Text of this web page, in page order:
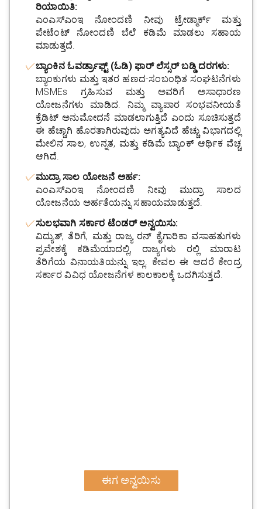
ರಿಯಾಯಿತಿ:
ಎಂಎಸ್ಎಂಇ ನೋಂದಣಿ ನೀವು ಟ್ರೇಡ್ಮಾರ್ಕ್ ಮತ್ತು
ಪೇಟೆಂಟ್ ನೋಂದಣಿ ಬೆಲೆ ಕಡಿಮೆ ಮಾಡಲು ಸಹಾಯ
ಮಾಡುತ್ತದೆ.
ಬ್ಯಾಂಕಿನ ಓವರ್ಡ್ರಾಫ್ಟ್ (ಓಡಿ) ಫಾರ್ ಲೆಸ್ಸರ್ ಬಡ್ಡಿ ದರಗಳು:
ಬ್ಯಾಂಕುಗಳು ಮತ್ತು ಇತರ ಹಣದ-ಸಂಬಂಧಿತ ಸಂಘಟನೆಗಳು
MSMEs ಗ್ರಹಿಸುವ ಮತ್ತು ಅವರಿಗೆ ಅಸಾಧಾರಣ
ಯೋಜನೆಗಳು ಮಾಡಿದ. ನಿಮ್ಮ ವ್ಯಾಪಾರ ಸಂಭವನೀಯತೆ
ಕ್ರೆಡಿಟ್ ಅನುಮೋದನೆ ಮಾಡಲಾಗುತ್ತಿದೆ ಎಂದು ಸೂಚಿಸುತ್ತದೆ
ಈ ಹೆಚ್ಚಾಗಿ ಹೊರತಾಗಿರುವುದು ಅಗತ್ಯವಿದೆ ಹೆಚ್ಚು ವಿಭಾಗದಲ್ಲಿ
ಮೇಲಿನ ಸಾಲ, ಉನ್ನತ, ಮತ್ತು ಕಡಿಮೆ ಬ್ಯಾಂಕ್ ಆರ್ಥಿಕ ವೆಚ್ಚ
ಆಗಿದೆ.
ಮುದ್ರಾ ಸಾಲ ಯೋಜನೆ ಅರ್ಹ:
ಎಂಎಸ್ಎಂಇ ನೋಂದಣಿ ನೀವು ಮುದ್ರಾ ಸಾಲದ
ಯೋಜನೆಯ ಅರ್ಹತೆಯನ್ನು ಸಹಾಯಮಾಡುತ್ತದೆ.
ಸುಲಭವಾಗಿ ಸರ್ಕಾರ ಟೆಂಡರ್ ಅನ್ವಯಿಸು:
ವಿದ್ಯುತ್, ತೆರಿಗೆ, ಮತ್ತು ರಾಜ್ಯ ರನ್ ಕೈಗಾರಿಕಾ ವಸಾಹತುಗಳು
ಪ್ರವೇಶಕ್ಕೆ ಕಡಿಮೆಯಾದಲ್ಲಿ, ರಾಜ್ಯಗಳು ರಲ್ಲಿ ಮಾರಾಟ
ತೆರಿಗೆಯ ವಿನಾಯತಿಯನ್ನು ಇಲ್ಲ. ಕೇವಲ ಈ ಆದರೆ ಕೇಂದ್ರ
ಸರ್ಕಾರ ವಿವಿಧ ಯೋಜನೆಗಳ ಕಾಲಕಾಲಕ್ಕೆ ಒದಗಿಸುತ್ತದೆ.
ಈಗ ಅನ್ವಯಿಸು